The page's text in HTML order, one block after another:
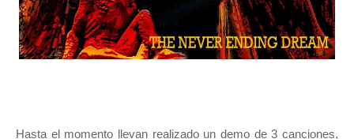
Hasta el momento llevan realizado un demo de 3 canciones,